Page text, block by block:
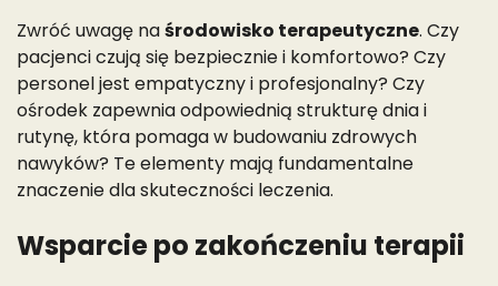
Zwróć uwagę naśrodowisko terapeutyczne. Czy
pacjenci czują się bezpiecznie i komfortowo? Czy
personel jest empatyczny i profesjonalny? Czy
ośrodek zapewnia odpowiednią strukturę dnia i
rutynę, która pomaga w budowaniu zdrowych
nawyków? Te elementy mają fundamentalne
znaczenie dla skuteczności leczenia.
Wsparcie po zakończeniu terapii